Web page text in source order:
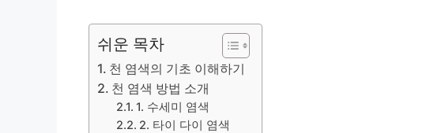
쉬운 목차
천 염색의 기초 이해하기
천 염색 방법 소개
1. 수세미 염색
2. 타이 다이 염색